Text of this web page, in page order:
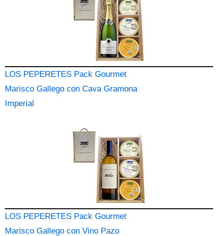
LOS PEPERETES Pack Gourmet
Marisco Gallego con Cava Gramona
Imperial
LOS PEPERETES Pack Gourmet
Marisco Gallego con Vino Pazo